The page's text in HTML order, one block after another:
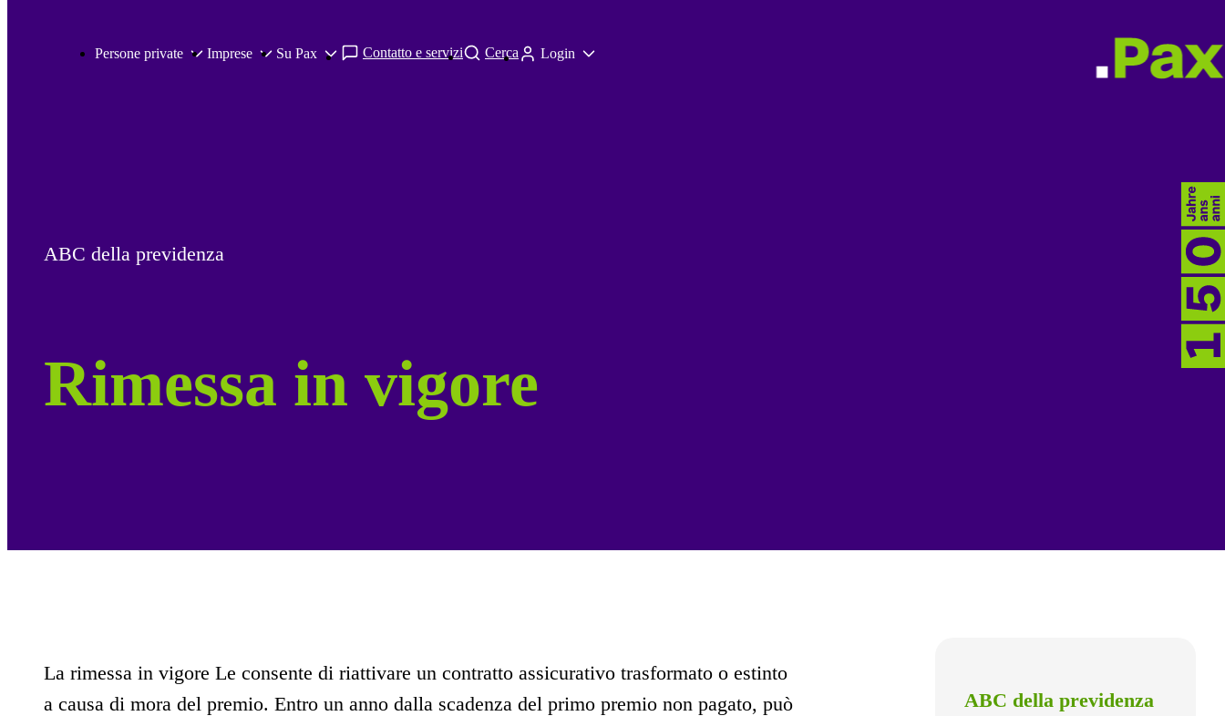
Persone private Imprese Su Pax Contatto e servizi Cerca Login
ABC della previdenza
Rimessa in vigore
La rimessa in vigore Le consente di riattivare un contratto assicurativo trasformato o estinto
a causa di mora del premio. Entro un anno dalla scadenza del primo premio non pagato, può
ABC della previdenza